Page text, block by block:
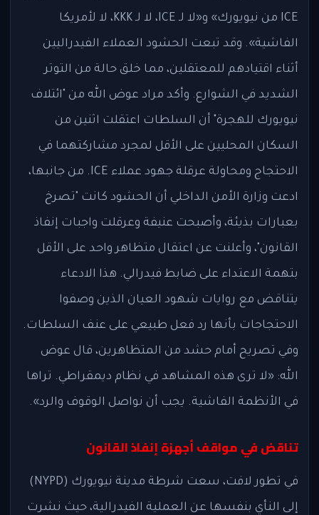
ICE من نيويورك» و«لا لـ ICE، لا لـ KKK، لا لأمريكا
الفاشية». وقد تبعت الحشود العملاء الفيدراليين
أثناء اقتيادهم للمعتقلين، مما خلق حالة من التوتر
الشديد في الشوارع. وأكد مراد عوض الله من "ائتلاف
نيويورك للهجرة" أن السلطات اعتقلت اثنين من
السكان المحليين على الأقل لمجرد مشاركتهما في
الاحتجاج ومحاولة عرقلة جهود عملاء ICE. من جانبها،
ادعت وزارة الأمن الداخلي أن الحشود كانت "تصرخ
بعبارات بذيئة، وأصبحت عنيفة وعرقلت واجبات إنفاذ
القانون"، وأعلنت عن اعتقال متظاهر واحد على الأقل
بتهمة الاعتداء على ضابط فيدرالي. هذا الادعاء
يتناقض مع روايات شهود العيان الذين وصفوا
الاحتجاجات بأنها رد فعل طبيعي على عنف السلطات.
وفي تصريح أمام حشد من المتظاهرين، قال عوض
الله: «لا ترى هذه المشاهد في نظام ديمقراطي. تراها
في الأنظمة الفاشية. يجب أن نواصل الوقوف والرد».
تناقض في مواقف أجهزة إنفاذ القانون
في تطور لافت، سعت شرطة مدينة نيويورك (NYPD)
إلى النأي بنفسها عن العملية الفيدرالية، حيث نشرت